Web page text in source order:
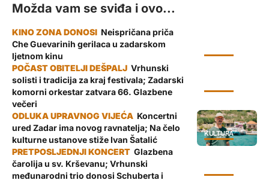
Možda vam se sviđa i ovo...
Neispričana priča
Che Guevarinih gerilaca u zadarskom
ljetnom kinu
Vrhunski
solisti i tradicija za kraj festivala; Zadarski
komorni orkestar zatvara 66. Glazbene
večeri
KULTURA
Koncertni
ured Zadar ima novog ravnatelja; Na čelo
kulturne ustanove stiže Ivan Šatalić
Glazbena
čarolija u sv. Krševanu; Vrhunski
međunarodni trio donosi Schuberta i